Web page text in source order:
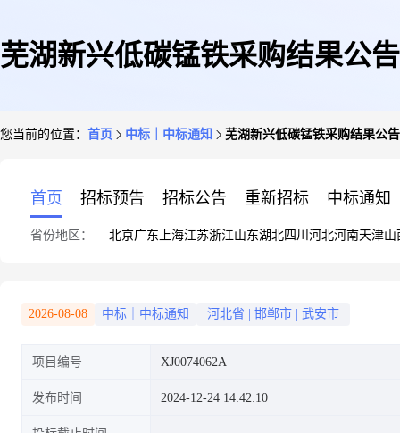
芜湖新兴低碳锰铁采购结果公告
您当前的位置： 首页 中标｜中标通知 芜湖新兴低碳锰铁采购结果公告
首页 招标预告 招标公告 重新招标 中标通知
省份地区： 北京广东 上海江苏浙江山东湖北四川 河北河南天津山
2026-08-08 中标｜中标通知 河北省 邯郸市 武安市
项目编号 XJ0074062A
发布时间 2024-12-24 14:42:10